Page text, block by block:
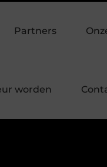
Hoe een
Partners
worden